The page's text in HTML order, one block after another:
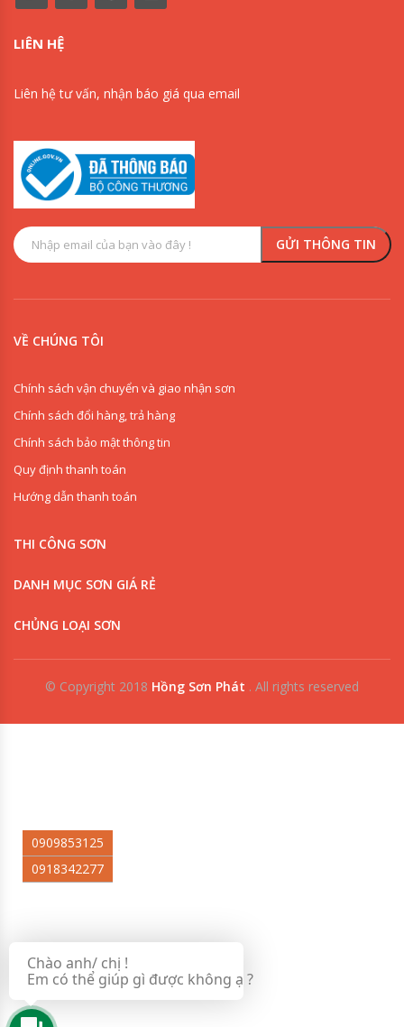
LIÊN HỆ
Liên hệ tư vấn, nhận báo giá qua email
VỀ CHÚNG TÔI
Chính sách vận chuyển và giao nhận sơn
Chính sách đổi hàng, trả hàng
Chính sách bảo mật thông tin
Quy định thanh toán
Hướng dẫn thanh toán
THI CÔNG SƠN
DANH MỤC SƠN GIÁ RẺ
CHỦNG LOẠI SƠN
© Copyright 2018 Hồng Sơn Phát . All rights reserved
0909853125
0918342277
Chào anh/ chị !
Em có thể giúp gì được không ạ ?